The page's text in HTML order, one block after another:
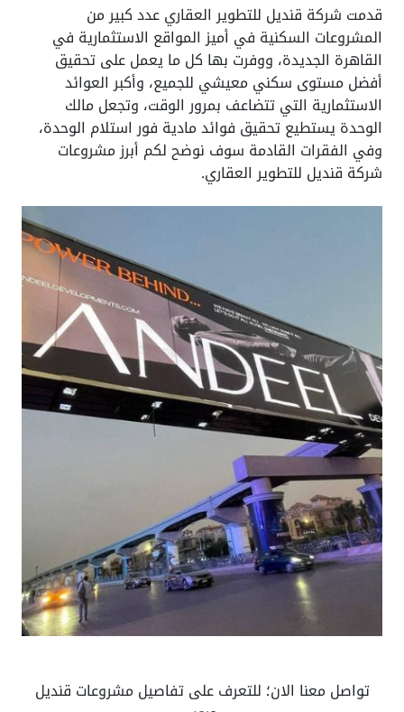
قدمت شركة قنديل للتطوير العقاري عدد كبير من
المشروعات السكنية في أميز المواقع الاستثمارية في
القاهرة الجديدة، ووفرت بها كل ما يعمل على تحقيق
أفضل مستوى سكني معيشي للجميع، وأكبر العوائد
الاستثمارية التي تتضاعف بمرور الوقت، وتجعل مالك
الوحدة يستطيع تحقيق فوائد مادية فور استلام الوحدة،
وفي الفقرات القادمة سوف نوضح لكم أبرز مشروعات
شركة قنديل للتطوير العقاري.
تواصل معنا الان؛ للتعرف على تفاصيل مشروعات قنديل